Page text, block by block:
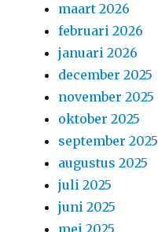
maart 2026
februari 2026
januari 2026
december 2025
november 2025
oktober 2025
september 2025
augustus 2025
juli 2025
juni 2025